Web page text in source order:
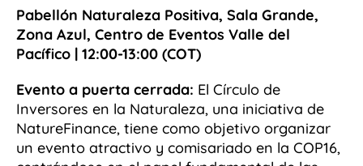
Pabellón Naturaleza Positiva, Sala Grande,
Zona Azul, Centro de Eventos Valle del
Pacífico | 12:00-13:00 (COT)
Evento a puerta cerrada: El Círculo de
Inversores en la Naturaleza, una iniciativa de
NatureFinance, tiene como objetivo organizar
un evento atractivo y comisariado en la COP16,